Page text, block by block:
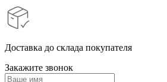
Доставка до склада покупателя
Закажите звонок